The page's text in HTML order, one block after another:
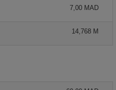
7,00 MAD
14,768 M